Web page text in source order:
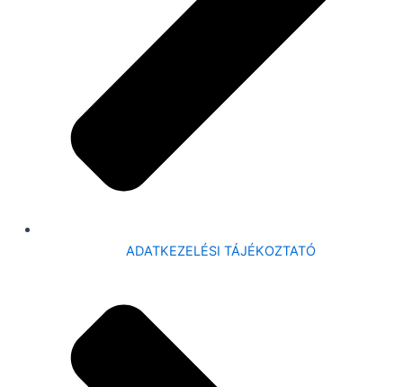
ADATKEZELÉSI TÁJÉKOZTATÓ